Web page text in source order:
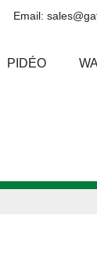
Email:
PIDÉO